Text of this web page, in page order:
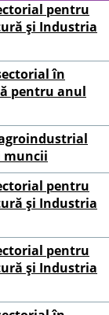
pentru
și Industria
în
pentru anul
muncii
pentru
și Industria
pentru
și Industria